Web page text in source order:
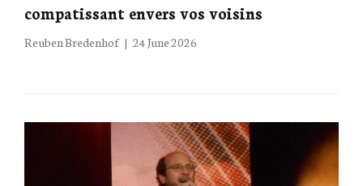
compatissant envers vos voisins
Reuben Bredenhof
Posted
24 June 2026